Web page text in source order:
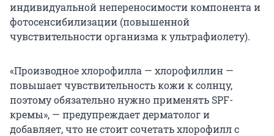
индивидуальной непереносимости компонента и
фотосенсибилизации (повышенной
чувствительности организма к ультрафиолету).
«Производное хлорофилла — хлорофиллин —
повышает чувствительность кожи к солнцу,
поэтому обязательно нужно применять SPF-
кремы», — предупреждает дерматолог и
добавляет, что не стоит сочетать хлорофилл с